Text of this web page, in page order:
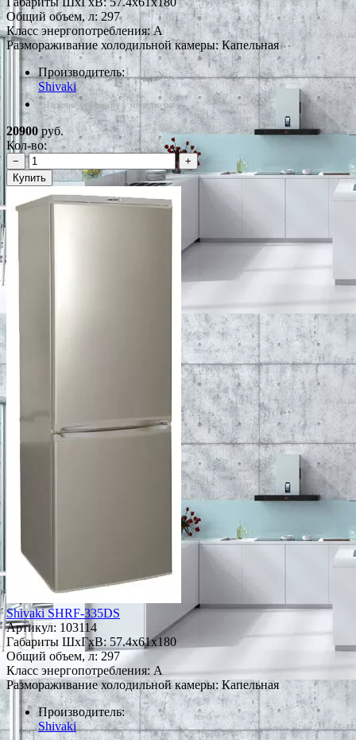
Общий объем, л: 297
Класс энергопотребления: A
Размораживание холодильной камеры: Капельная
Производитель:
Shivaki
*Наличие уточняйте у менеджера
20900руб.
Кол-во:
−
+
Купить
Shivaki SHRF-335DS
Артикул: 103114
Габариты ШxГxВ: 57.4x61x180
Общий объем, л: 297
Класс энергопотребления: A
Размораживание холодильной камеры: Капельная
Производитель:
Shivaki